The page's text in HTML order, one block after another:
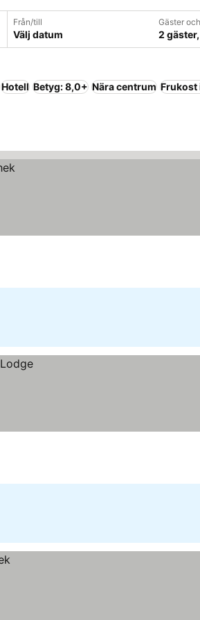
Från/till
Välj datum
Gäster
2
Hotell Betyg: 8,0+ Nära centrum Frukost